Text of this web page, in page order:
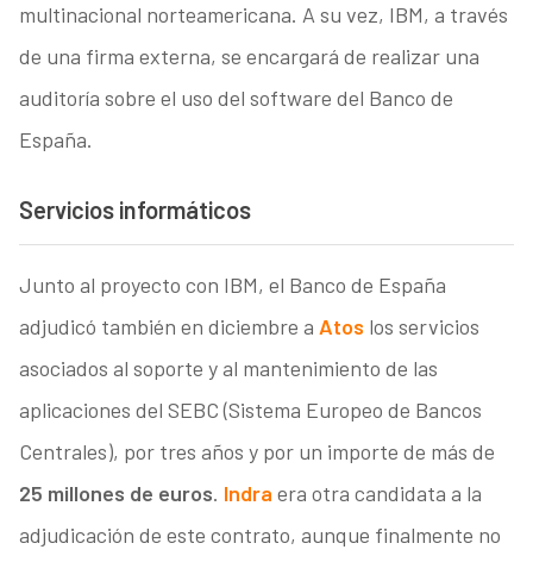
multinacional norteamericana. A su vez, IBM, a través
de una firma externa, se encargará de realizar una
auditoría sobre el uso del software del Banco de
España.
Servicios informáticos
Junto al proyecto con IBM, el Banco de España
adjudicó también en diciembre a Atos los servicios
asociados al soporte y al mantenimiento de las
aplicaciones del SEBC (Sistema Europeo de Bancos
Centrales), por tres años y por un importe de más de
25 millones de euros. Indra era otra candidata a la
adjudicación de este contrato, aunque finalmente no